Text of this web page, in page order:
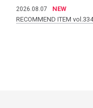
2026.08.07
NEW
RECOMMEND ITEM vol.334